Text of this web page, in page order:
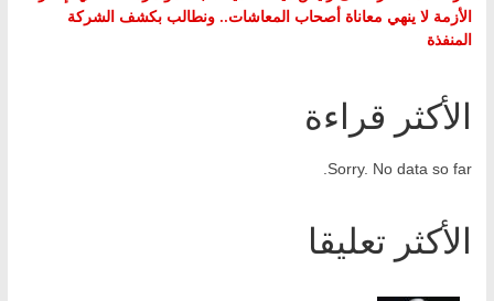
الأزمة لا ينهي معاناة أصحاب المعاشات.. ونطالب بكشف الشركة
المنفذة
الأكثر قراءة
Sorry. No data so far.
الأكثر تعليقا